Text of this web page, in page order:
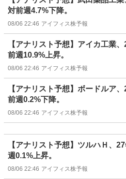
対前週4.7%下降。
08/06 22:46 アイフィス株予報
【アナリスト予想】アイカ工業
前週10.9%上昇。
08/06 22:46 アイフィス株予報
【アナリスト予想】ボードルア
前週0.2%下降。
08/06 22:46 アイフィス株予報
【アナリスト予想】ツルハＨ、
週0.1%上昇。
08/06 22:46 アイフィス株予報